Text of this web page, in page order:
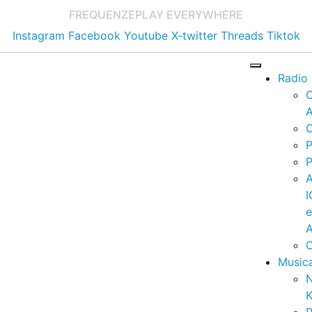
FREQUENZEPLAY EVERYWHERE
Instagram Facebook Youtube X-twitter Threads Tiktok
Radio
e